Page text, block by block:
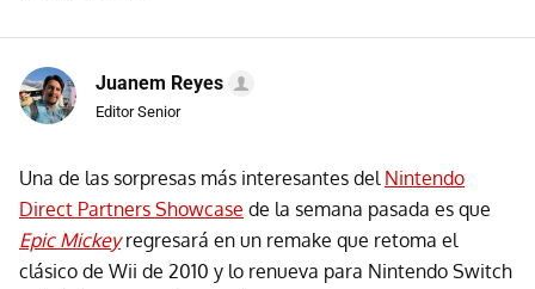
Juanem Reyes
Editor Senior
Una de las sorpresas más interesantes del Nintendo
Direct Partners Showcase de la semana pasada es que
Epic Mickeyregresará en un remake que retoma el
clásico de Wii de 2010 y lo renueva para Nintendo Switch